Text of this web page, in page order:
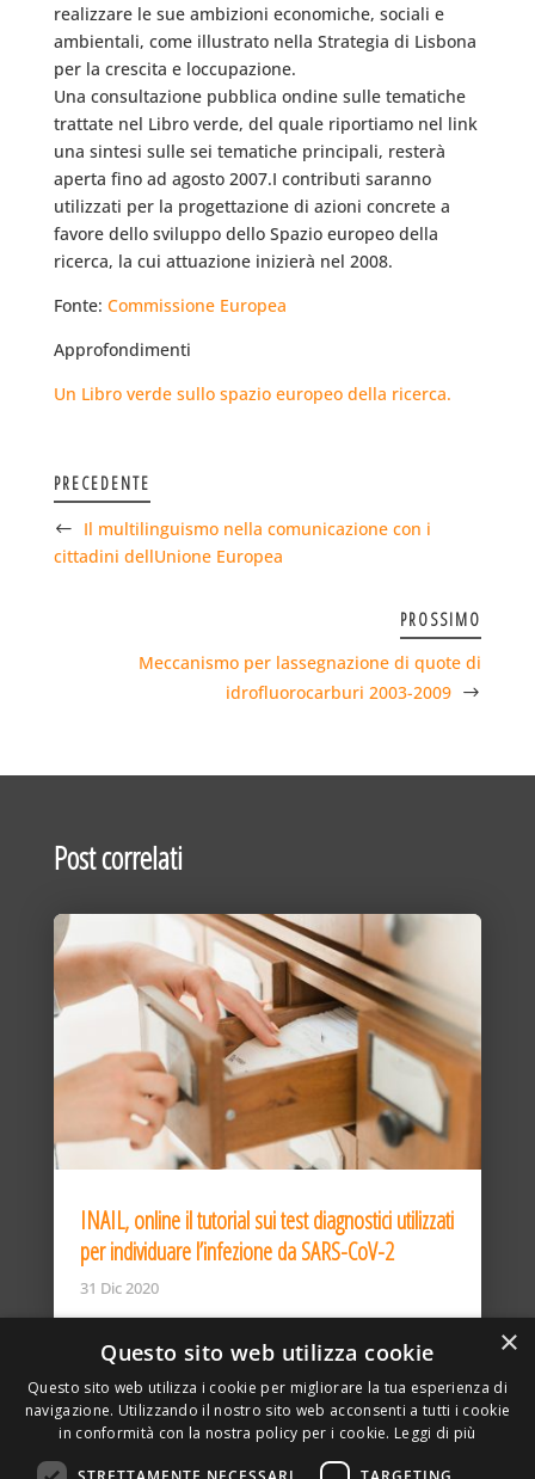
realizzare le sue ambizioni economiche, sociali e
ambientali, come illustrato nella Strategia di Lisbona
per la crescita e loccupazione.
Una consultazione pubblica ondine sulle tematiche
trattate nel Libro verde, del quale riportiamo nel link
una sintesi sulle sei tematiche principali, resterà
aperta fino ad agosto 2007.I contributi saranno
utilizzati per la progettazione di azioni concrete a
favore dello sviluppo dello Spazio europeo della
ricerca, la cui attuazione inizierà nel 2008.
Fonte: Commissione Europea
Approfondimenti
Un Libro verde sullo spazio europeo della ricerca.
PRECEDENTE
Il multilinguismo nella comunicazione con i
cittadini dellUnione Europea
PROSSIMO
Meccanismo per lassegnazione di quote di
idrofluorocarburi 2003-2009
Post correlati
INAIL, online il tutorial sui test diagnostici utilizzati
per individuare l’infezione da SARS-CoV-2
31 Dic 2020
×
Questo sito web utilizza cookie
Questo sito web utilizza i cookie per migliorare la tua esperienza di
navigazione. Utilizzando il nostro sito web acconsenti a tutti i cookie
in conformità con la nostra policy per i cookie. Leggi di più